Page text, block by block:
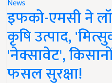
News
इफको-एमसी ने
कृषि उत्पाद,
'नेक्सावेट',
फसल सुरक्षा!